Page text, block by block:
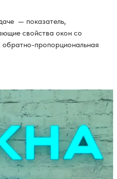
— показатель,
свойства окон со
обратно-пропорциональная